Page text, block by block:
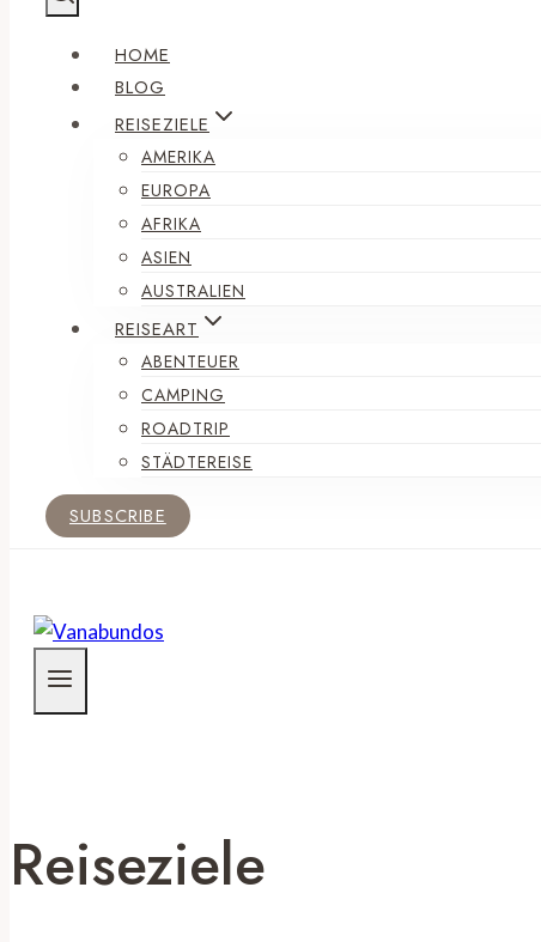
HOME
BLOG
REISEZIELE
AMERIKA
EUROPA
AFRIKA
ASIEN
AUSTRALIEN
REISEART
ABENTEUER
CAMPING
ROADTRIP
STÄDTEREISE
SUBSCRIBE
Reiseziele